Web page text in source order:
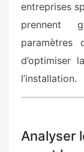
entreprises
prennent
paramètres
d’optimiser
l’installation.
Analyser